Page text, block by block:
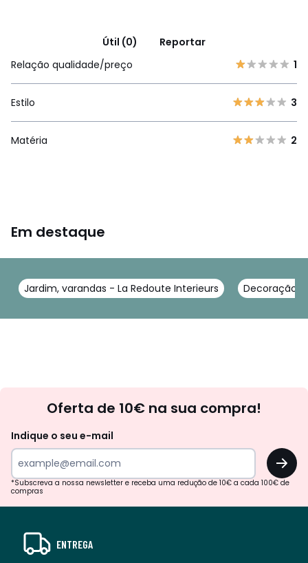
Útil (0)
Reportar
Relação qualidade/preço
1
Estilo 3
Matéria 2
Em destaque
Jardim, varandas - La Redoute Interieurs Decoração
Oferta de 10€ na sua compra!
Indique o seu e-mail
OK
*Subscreva a nossa newsletter e receba uma redução de 10€ a cada 100€ de
compras
ENTREGA